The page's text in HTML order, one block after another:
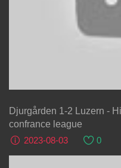
Djurgården 1-2 Luzern -
confrance league
2023-08-03
0